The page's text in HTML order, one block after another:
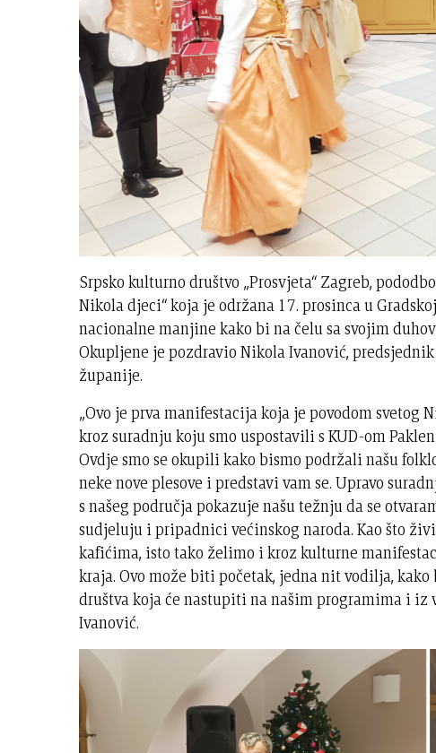
Srpsko kulturno društvo „Prosvjeta“ Zagreb,
Nikola djeci“ koja je održana 17. prosinca u
nacionalne manjine kako bi na čelu sa svojim
Okupljene je pozdravio Nikola Ivanović,
županije.
„Ovo je prva manifestacija koja je povodom
kroz suradnju koju smo uspostavili s KUD-om
Ovdje smo se okupili kako bismo podržali našu
neke nove plesove i predstavi vam se. Upravo
s našeg područja pokazuje našu težnju da se
sudjeluju i pripadnici većinskog naroda. Kao što
kafićima, isto tako želimo i kroz kulturne
kraja. Ovo može biti početak, jedna nit vodilja,
društva koja će nastupiti na našim programima i iz
Ivanović.